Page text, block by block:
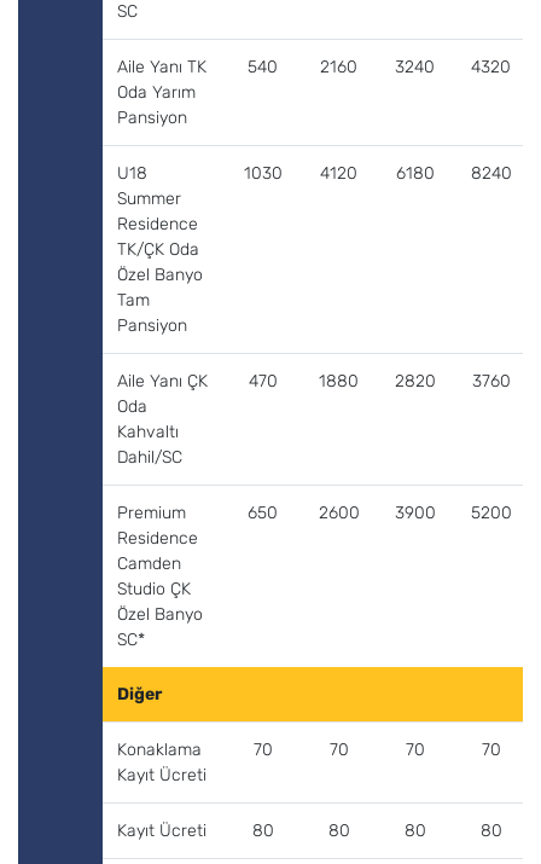
SC
Aile Yanı TK
Oda Yarım
Pansiyon
540 2160 3240 4320
U18
Summer
Residence
TK/ÇK Oda
Özel Banyo
Tam
Pansiyon
1030 4120 6180 8240
Aile Yanı ÇK
Oda
Kahvaltı
Dahil/SC
470 1880 2820 3760
Premium
Residence
Camden
Studio ÇK
Özel Banyo
SC*
650 2600 3900 5200
Diğer
Konaklama
Kayıt Ücreti
70 70 70 70
Kayıt Ücreti 80 80 80 80